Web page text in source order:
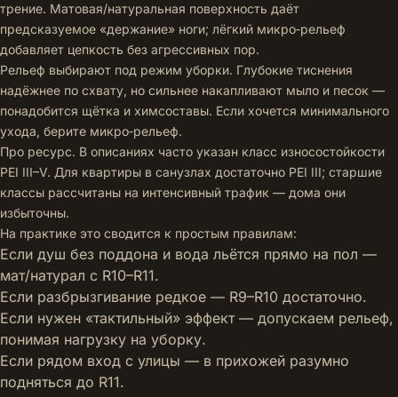
трение. Матовая/натуральная поверхность даёт
предсказуемое «держание» ноги; лёгкий микро‑рельеф
добавляет цепкость без агрессивных пор.
Рельеф выбирают под режим уборки. Глубокие тиснения
надёжнее по схвату, но сильнее накапливают мыло и песок —
понадобится щётка и химсоставы. Если хочется минимального
ухода, берите микро‑рельеф.
Про ресурс. В описаниях часто указан класс износостойкости
PEI III–V. Для квартиры в санузлах достаточно PEI III; старшие
классы рассчитаны на интенсивный трафик — дома они
избыточны.
На практике это сводится к простым правилам:
Если душ без поддона и вода льётся прямо на пол —
мат/натурал с R10–R11.
Если разбрызгивание редкое — R9–R10 достаточно.
Если нужен «тактильный» эффект — допускаем рельеф,
понимая нагрузку на уборку.
Если рядом вход с улицы — в прихожей разумно
подняться до R11.